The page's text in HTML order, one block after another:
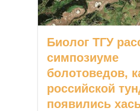
Биолог ТГУ
симпозиуме
болотоведов,
российской
появились